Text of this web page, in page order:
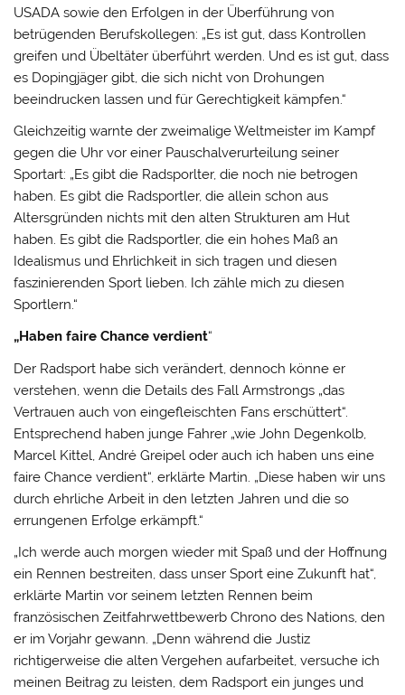
USADA sowie den Erfolgen in der Überführung von
betrügenden Berufskollegen: „Es ist gut, dass Kontrollen
greifen und Übeltäter überführt werden. Und es ist gut, dass
es Dopingjäger gibt, die sich nicht von Drohungen
beeindrucken lassen und für Gerechtigkeit kämpfen.“
Gleichzeitig warnte der zweimalige Weltmeister im Kampf
gegen die Uhr vor einer Pauschalverurteilung seiner
Sportart: „Es gibt die Radsporlter, die noch nie betrogen
haben. Es gibt die Radsportler, die allein schon aus
Altersgründen nichts mit den alten Strukturen am Hut
haben. Es gibt die Radsportler, die ein hohes Maß an
Idealismus und Ehrlichkeit in sich tragen und diesen
faszinierenden Sport lieben. Ich zähle mich zu diesen
Sportlern.“
„Haben faire Chance verdient“
Der Radsport habe sich verändert, dennoch könne er
verstehen, wenn die Details des Fall Armstrongs „das
Vertrauen auch von eingefleischten Fans erschüttert“.
Entsprechend haben junge Fahrer „wie John Degenkolb,
Marcel Kittel, André Greipel oder auch ich haben uns eine
faire Chance verdient“, erklärte Martin. „Diese haben wir uns
durch ehrliche Arbeit in den letzten Jahren und die so
errungenen Erfolge erkämpft.“
„Ich werde auch morgen wieder mit Spaß und der Hoffnung
ein Rennen bestreiten, dass unser Sport eine Zukunft hat“,
erklärte Martin vor seinem letzten Rennen beim
französischen Zeitfahrwettbewerb Chrono des Nations, den
er im Vorjahr gewann. „Denn während die Justiz
richtigerweise die alten Vergehen aufarbeitet, versuche ich
meinen Beitrag zu leisten, dem Radsport ein junges und